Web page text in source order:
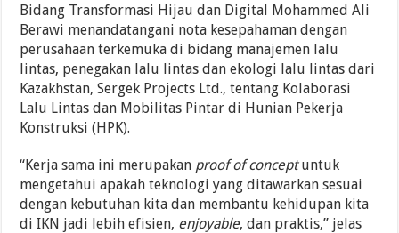
Bidang Transformasi Hijau dan Digital Mohammed Ali
Berawi menandatangani nota kesepahaman dengan
perusahaan terkemuka di bidang manajemen lalu
lintas, penegakan lalu lintas dan ekologi lalu lintas dari
Kazakhstan, Sergek Projects Ltd., tentang Kolaborasi
Lalu Lintas dan Mobilitas Pintar di Hunian Pekerja
Konstruksi (HPK).
“Kerja sama ini merupakan proof of conceptuntuk
mengetahui apakah teknologi yang ditawarkan sesuai
dengan kebutuhan kita dan membantu kehidupan kita
di IKN jadi lebih efisien, enjoyable, dan praktis,” jelas